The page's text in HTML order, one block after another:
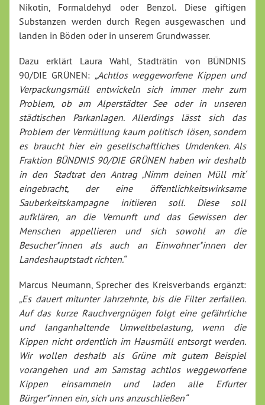
Nikotin, Formaldehyd oder Benzol. Diese giftigen
Substanzen werden durch Regen ausgewaschen und
landen in Böden oder in unserem Grundwasser.
Dazu erklärt Laura Wahl, Stadträtin von BÜNDNIS
90/DIE GRÜNEN: „Achtlos weggeworfene Kippen und
Verpackungsmüll entwickeln sich immer mehr zum
Problem, ob am Alperstädter See oder in unseren
städtischen Parkanlagen. Allerdings lässt sich das
Problem der Vermüllung kaum politisch lösen, sondern
es braucht hier ein gesellschaftliches Umdenken. Als
Fraktion BÜNDNIS 90/DIE GRÜNEN haben wir deshalb
in den Stadtrat den Antrag ‚Nimm deinen Müll mit‘
eingebracht, der eine öffentlichkeitswirksame
Sauberkeitskampagne initiieren soll. Diese soll
aufklären, an die Vernunft und das Gewissen der
Menschen appellieren und sich sowohl an die
Besucher*innen als auch an Einwohner*innen der
Landeshauptstadt richten.“
Marcus Neumann, Sprecher des Kreisverbands ergänzt:
„Es dauert mitunter Jahrzehnte, bis die Filter zerfallen.
Auf das kurze Rauchvergnügen folgt eine gefährliche
und langanhaltende Umweltbelastung, wenn die
Kippen nicht ordentlich im Hausmüll entsorgt werden.
Wir wollen deshalb als Grüne mit gutem Beispiel
vorangehen und am Samstag achtlos weggeworfene
Kippen einsammeln und laden alle Erfurter
Bürger*innen ein, sich uns anzuschließen“